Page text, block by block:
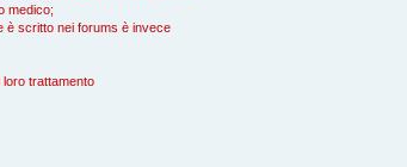
medico;
è scritto nei forums è invece
loro trattamento